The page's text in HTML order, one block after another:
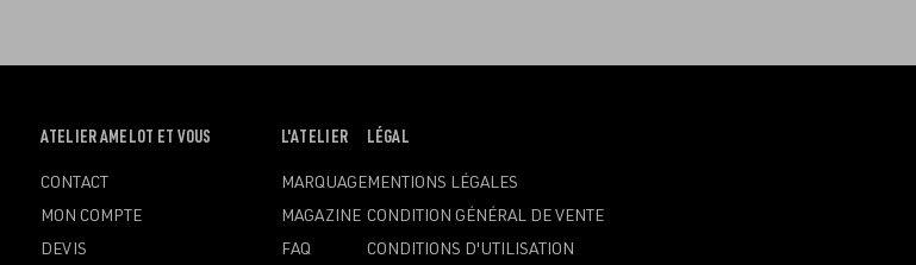
OUVRIR
MENU
ATELIER AMELOT ET VOUS
CONTACT
MON COMPTE
DEVIS
OUVRIR
MENU
L'ATELIER
MARQUAGE
MAGAZINE
FAQ
OUVRIR
MENU
LÉGAL
MENTIONS LÉGALES
CONDITION GÉNÉRAL DE VENTE
CONDITIONS D'UTILISATION